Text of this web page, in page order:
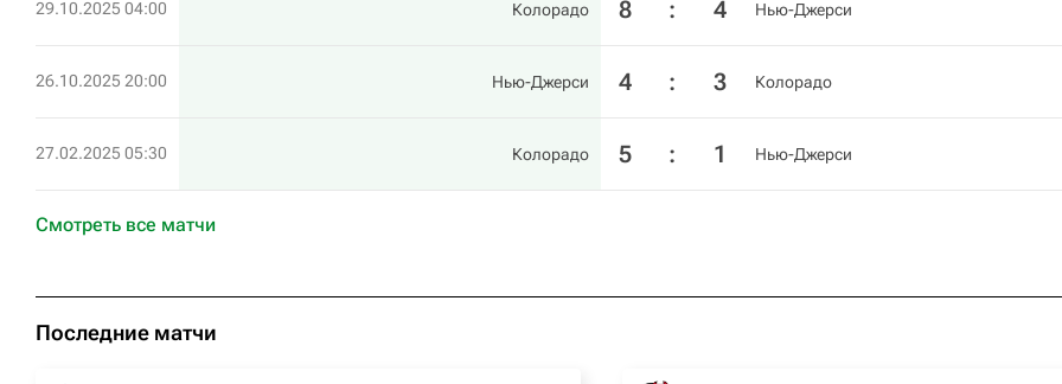
29.10.2025 04:00 Колорадо 8 : 4 Нью-Джерси
26.10.2025 20:00 Нью-Джерси 4 : 3 Колорадо
27.02.2025 05:30 Колорадо 5 : 1 Нью-Джерси
Смотреть все матчи
Последние матчи